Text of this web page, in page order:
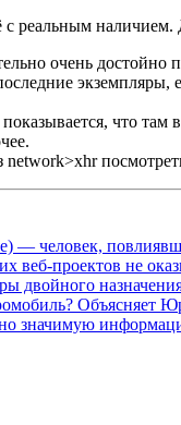
реальным наличием.
очень достойно
что
— человек,
веб-проектов не
двойного
Объясняет
значимую